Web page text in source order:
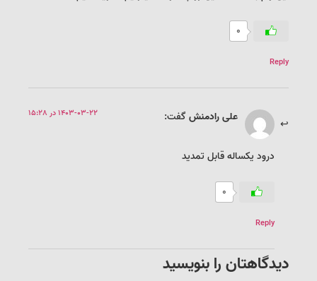
0
Reply
علی رادمنش گفت: 1403-03-22 در 15:28
درود یکساله قابل تمدید
0
Reply
دیدگاهتان را بنویسید